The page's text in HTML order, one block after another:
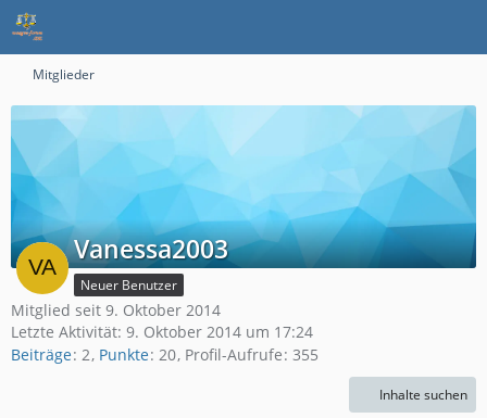
Mitglieder
Vanessa2003
Neuer Benutzer
Mitglied seit 9. Oktober 2014
Letzte Aktivität: 9. Oktober 2014 um 17:24
Beiträge 2 Punkte 20 Profil-Aufrufe 355
Inhalte suchen